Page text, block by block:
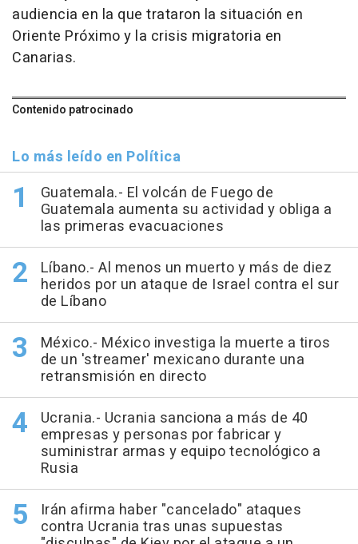
audiencia en la que trataron la situación en
Oriente Próximo y la crisis migratoria en
Canarias.
Contenido patrocinado
Lo más leído en Política
Guatemala.- El volcán de Fuego de
Guatemala aumenta su actividad y obliga a
las primeras evacuaciones
Líbano.- Al menos un muerto y más de diez
heridos por un ataque de Israel contra el sur
de Líbano
México.- México investiga la muerte a tiros
de un 'streamer' mexicano durante una
retransmisión en directo
Ucrania.- Ucrania sanciona a más de 40
empresas y personas por fabricar y
suministrar armas y equipo tecnológico a
Rusia
Irán afirma haber "cancelado" ataques
contra Ucrania tras unas supuestas